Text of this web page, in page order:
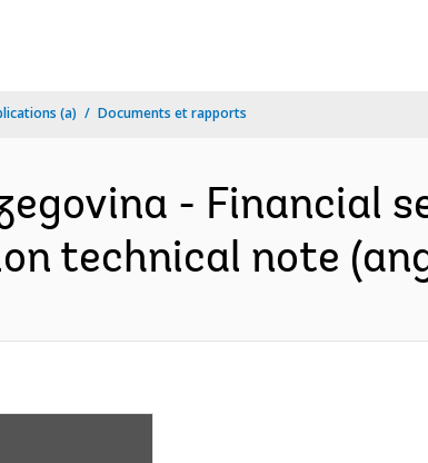
(a) Documents et rapports
- Financial
technical note